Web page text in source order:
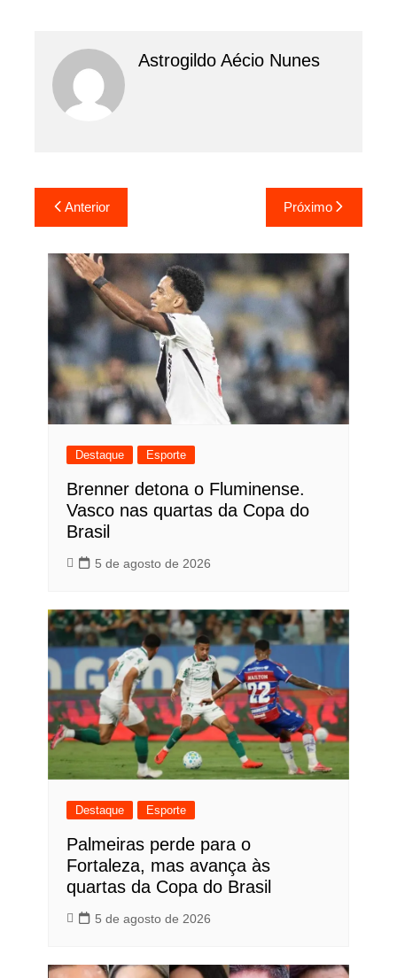
Astrogildo Aécio Nunes
Navegação
de
Post
Anterior Próximo
Destaque Esporte
Brenner detona o Fluminense.
Vasco nas quartas da Copa do
Brasil
5 de agosto de 2026
Destaque Esporte
Palmeiras perde para o
Fortaleza, mas avança às
quartas da Copa do Brasil
5 de agosto de 2026